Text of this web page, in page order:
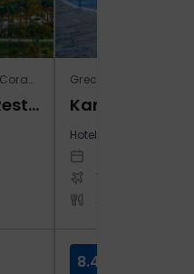
Egipt / Marsa El Alam / Madinat Coraya
Jaz Grand Marsa (ex Resta Grand Resort)
Grecja / Samos /
Kampos
Hotel:
Warszawa -
8.4